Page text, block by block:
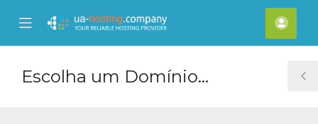
Mobile
Menu
Escolha um Domínio...